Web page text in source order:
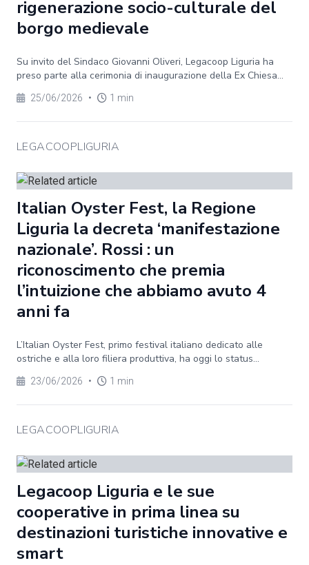
rigenerazione socio-culturale del
borgo medievale
Su invito del Sindaco Giovanni Oliveri, Legacoop Liguria ha
preso parte alla cerimonia di inaugurazione della Ex Chiesa...
25/06/2026 • 1 min
LEGACOOPLIGURIA
Italian Oyster Fest, la Regione
Liguria la decreta ‘manifestazione
nazionale’. Rossi : un
riconoscimento che premia
l’intuizione che abbiamo avuto 4
anni fa
L’Italian Oyster Fest, primo festival italiano dedicato alle
ostriche e alla loro filiera produttiva, ha oggi lo status...
23/06/2026 • 1 min
LEGACOOPLIGURIA
Legacoop Liguria e le sue
cooperative in prima linea su
destinazioni turistiche innovative e
smart